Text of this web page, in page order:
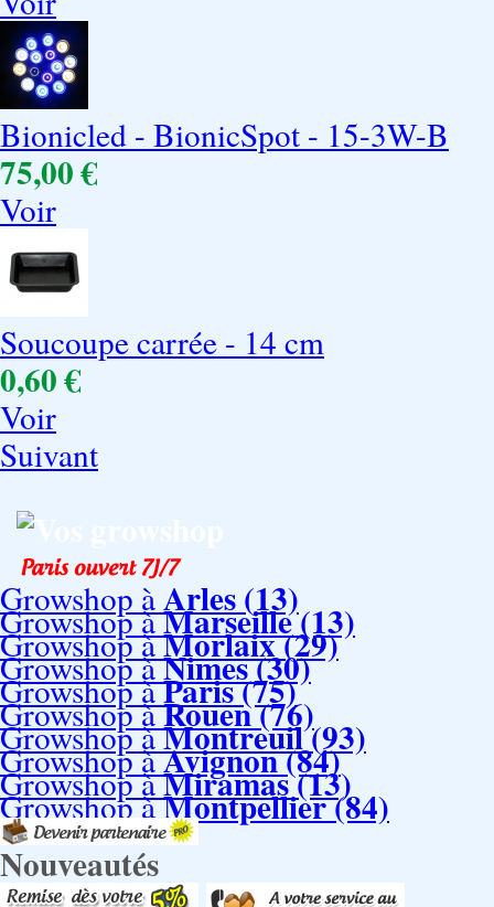
Bionicled - BionicSpot - 15-3W-B
75,00 €
Voir
Soucoupe carrée - 14 cm
0,60 €
Voir
Suivant
Growshop àArles (13)
Growshop àMarseille (13)
Growshop àMorlaix (29)
Growshop àNimes (30)
Growshop àParis (75)
Growshop àRouen (76)
Growshop àMontreuil (93)
Growshop àAvignon (84)
Growshop àMiramas (13)
Growshop àMontpellier (84)
Nouveautés